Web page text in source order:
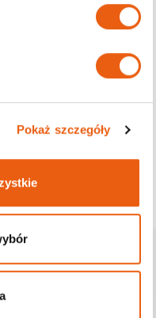
Pokaż szczegóły